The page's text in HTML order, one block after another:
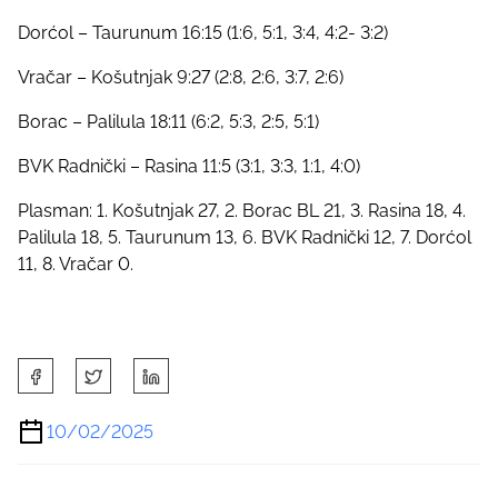
Dorćol – Taurunum 16:15 (1:6, 5:1, 3:4, 4:2- 3:2)
Vračar – Košutnjak 9:27 (2:8, 2:6, 3:7, 2:6)
Borac – Palilula 18:11 (6:2, 5:3, 2:5, 5:1)
BVK Radnički – Rasina 11:5 (3:1, 3:3, 1:1, 4:0)
Plasman: 1. Košutnjak 27, 2. Borac BL 21, 3. Rasina 18, 4.
Palilula 18, 5. Taurunum 13, 6. BVK Radnički 12, 7. Dorćol
11, 8. Vračar 0.
h
a
r
10/02/2025